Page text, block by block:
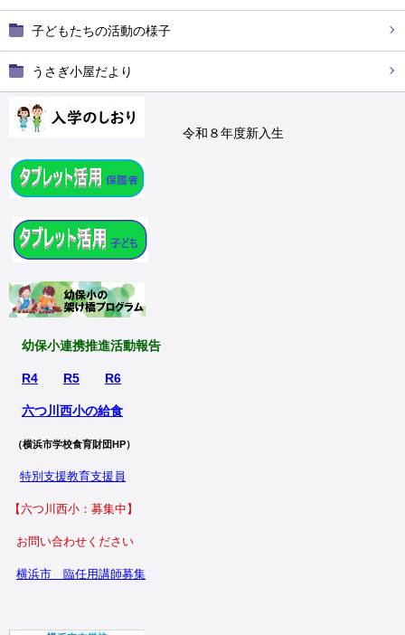
子どもたちの活動の様子
うさぎ小屋だより
令和８年度新入生
幼保小連携推進活動報告
R4 R5 R6
六つ川西小の給食
（横浜市学校食育財団HP）
特別支援教育支援員
【六つ川西小：募集中】
お問い合わせください
横浜市 臨任用講師募集